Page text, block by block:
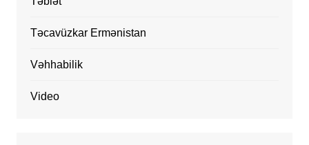
Təcavüzkar Ermənistan
Vəhhabilik
Video